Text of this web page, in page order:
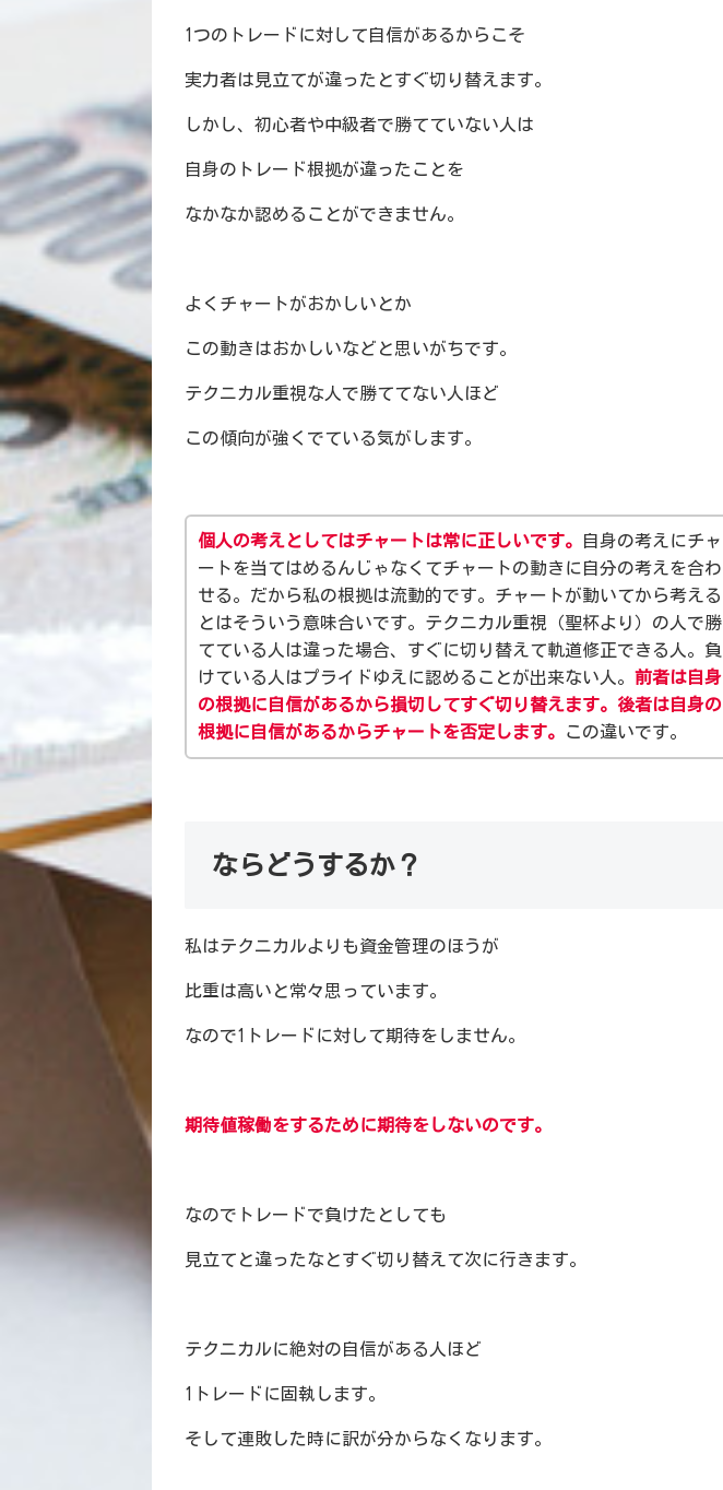
1つのトレードに対して自信があるからこそ
実力者は見立てが違ったとすぐ切り替えます。
しかし、初心者や中級者で勝てていない人は
自身のトレード根拠が違ったことを
なかなか認めることができません。
よくチャートがおかしいとか
この動きはおかしいなどと思いがちです。
テクニカル重視な人で勝ててない人ほど
この傾向が強くでている気がします。
個人の考えとしてはチャートは常に正しいです。
自身の考えにチャ
ートを当てはめるんじゃなくてチャートの動きに自分の考えを合わ
せる。だから私の根拠は流動的です。チャートが動いてから考える
とはそういう意味合いです。テクニカル重視（聖杯より）の人で勝
てている人は違った場合、すぐに切り替えて軌道修正できる人。負
けている人はプライドゆえに認めることが出来ない人。 前者は自身
の根拠に自信があるから損切してすぐ切り替えます。後者は自身の
根拠に 自信があるからチャートを否定します。 この違いです。
ならどうするか？
私はテクニカルよりも資金管理のほうが
比重は高いと常々思っています。
なので1トレードに対して期待をしません。
期待値稼働をするために期待をしないのです。
なのでトレードで負けたとしても
見立てと違ったなとすぐ切り替えて次に行きます。
テクニカルに絶対の自信がある人ほど
1トレードに固執します。
そして連敗した時に訳が分からなくなります。